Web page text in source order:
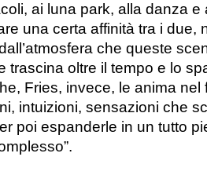
ai luna park, alla danza e
una certa affinità tra i due,
che queste
trascina oltre il tempo e lo
Fries, invece, le anima nel
intuizioni, sensazioni che
poi espanderle in un tutto